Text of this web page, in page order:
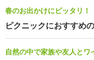
春のお出かけにピッタリ！
ピクニックにおすすめ
自然の中で家族や友人とワ